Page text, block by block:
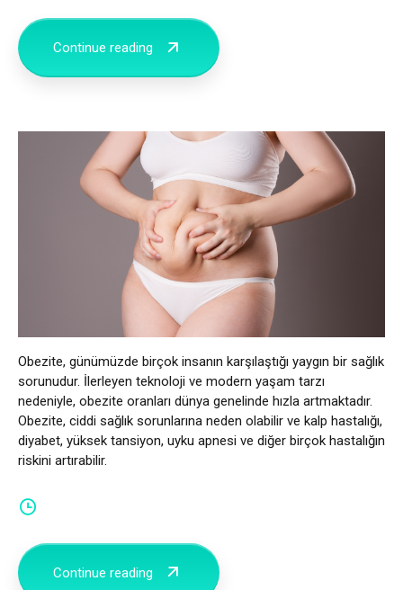
Continue reading
Obezite, günümüzde birçok insanın karşılaştığı yaygın bir sağlık
sorunudur. İlerleyen teknoloji ve modern yaşam tarzı
nedeniyle, obezite oranları dünya genelinde hızla artmaktadır.
Obezite, ciddi sağlık sorunlarına neden olabilir ve kalp hastalığı,
diyabet, yüksek tansiyon, uyku apnesi ve diğer birçok hastalığın
riskini artırabilir.
Continue reading